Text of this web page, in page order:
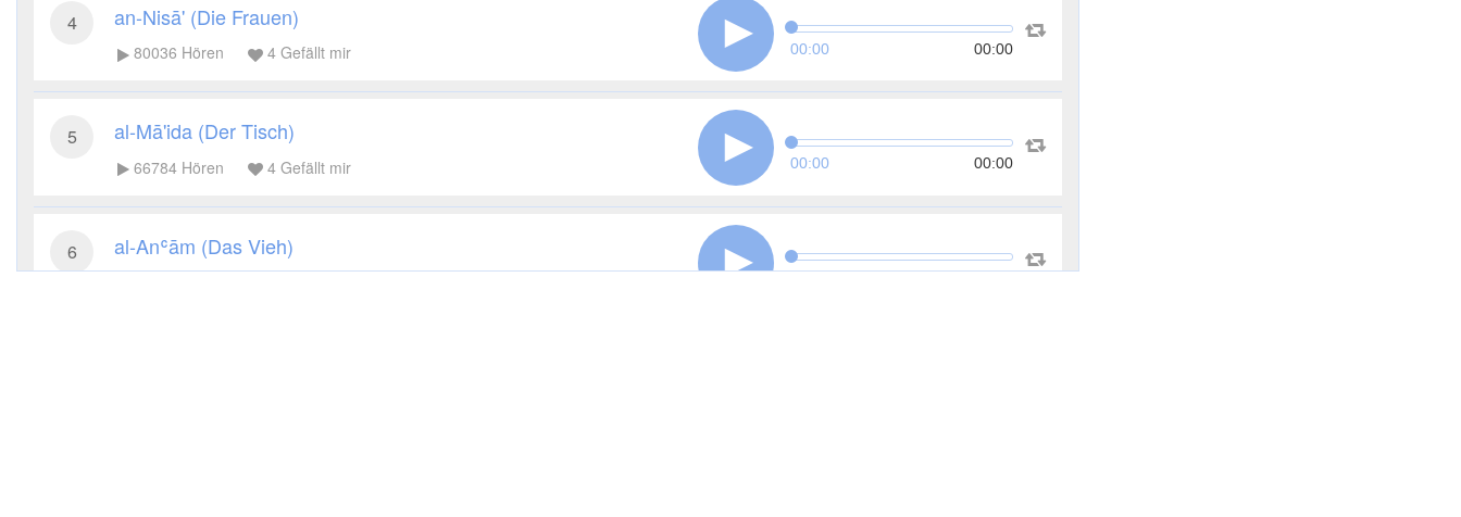
4 an-Nisā' (Die Frauen)
80036 Hören 4 Gefällt mir 00:00 00:00
5 al-Mā'ida (Der Tisch)
66784 Hören 4 Gefällt mir 00:00 00:00
6 al-Anʿām (Das Vieh)
00:00 00:00